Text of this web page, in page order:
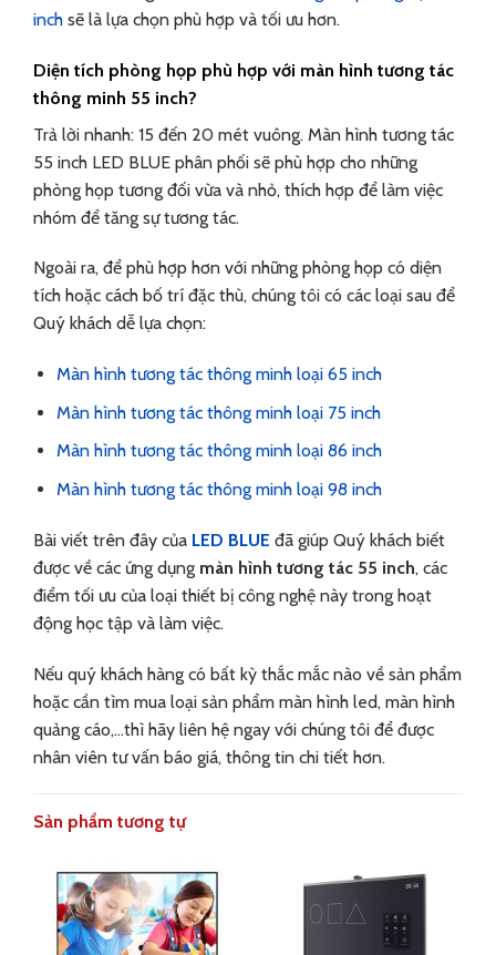
inch sẽ là lựa chọn phù hợp và tối ưu hơn.
Diện tích phòng họp phù hợp với màn hình tương tác
thông minh 55 inch?
Trả lời nhanh: 15 đến 20 mét vuông. Màn hình tương tác
55 inch LED BLUE phân phối sẽ phù hợp cho những
phòng họp tương đối vừa và nhỏ, thích hợp để làm việc
nhóm để tăng sự tương tác.
Ngoài ra, để phù hợp hơn với những phòng họp có diện
tích hoặc cách bố trí đặc thù, chúng tôi có các loại sau để
Quý khách dễ lựa chọn:
Màn hình tương tác thông minh loại 65 inch
Màn hình tương tác thông minh loại 75 inch
Màn hình tương tác thông minh loại 86 inch
Màn hình tương tác thông minh loại 98 inch
Bài viết trên đây của LED BLUE đã giúp Quý khách biết
được về các ứng dụng màn hình tương tác 55 inch, các
điểm tối ưu của loại thiết bị công nghệ này trong hoạt
động học tập và làm việc.
Nếu quý khách hàng có bất kỳ thắc mắc nào về sản phẩm
hoặc cần tìm mua loại sản phẩm màn hình led, màn hình
quảng cáo,…thì hãy liên hệ ngay với chúng tôi để được
nhân viên tư vấn báo giá, thông tin chi tiết hơn.
Sản phẩm tương tự